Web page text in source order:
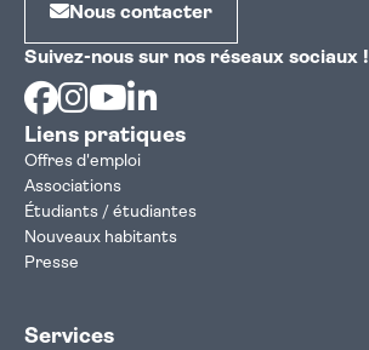
Nous contacter
Suivez-nous sur nos réseaux sociaux !
Facebook
Instagram
Youtube
Liens pratiques
Offres d'emploi
Associations
Étudiants / étudiantes
Nouveaux habitants
Presse
Services